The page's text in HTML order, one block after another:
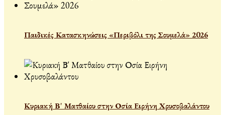
Παιδικές Κατασκηνώσεις «Περιβόλι της Σουμελά» 2026
Κυριακή Β' Ματθαίου στην Οσία Ειρήνη Χρυσοβαλάντου